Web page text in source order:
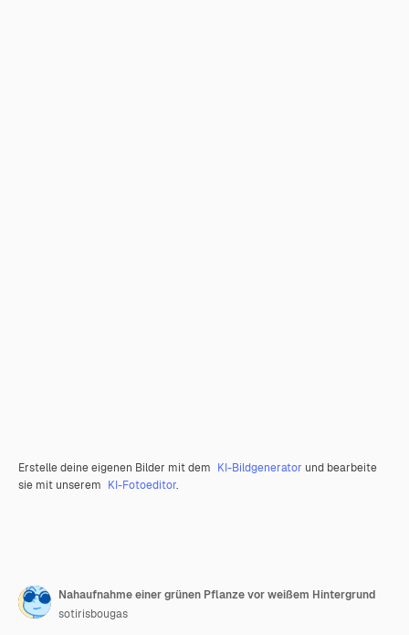
Erstelle deine eigenen Bilder mit dem KI-Bildgenerator und bearbeite
sie mit unserem KI-Fotoeditor.
Nahaufnahme einer grünen Pflanze vor weißem Hintergrund
sotirisbougas